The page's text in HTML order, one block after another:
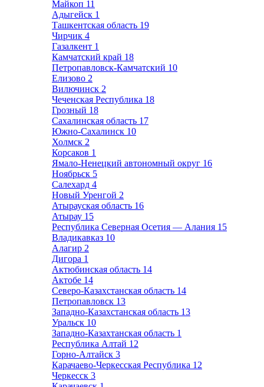
Майкоп 11
Адыгейск 1
Ташкентская область 19
Чирчик 4
Газалкент 1
Камчатский край 18
Петропавловск-Камчатский 10
Елизово 2
Вилючинск 2
Чеченская Республика 18
Грозный 18
Сахалинская область 17
Южно-Сахалинск 10
Холмск 2
Корсаков 1
Ямало-Ненецкий автономный округ 16
Ноябрьск 5
Салехард 4
Новый Уренгой 2
Атырауская область 16
Атырау 15
Республика Северная Осетия — Алания 15
Владикавказ 10
Алагир 2
Дигора 1
Актюбинская область 14
Актобе 14
Северо-Казахстанская область 14
Петропавловск 13
Западно-Казахстанская область 13
Уральск 10
Западно-Казахтанская область 1
Республика Алтай 12
Горно-Алтайск 3
Карачаево-Черкесская Республика 12
Черкесск 3